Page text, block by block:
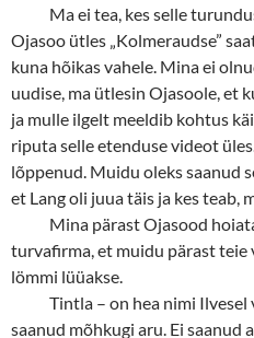
Ma ei tea, kes selle
Ojasoo ütles „Kolmeraudse”
kuna hõikas vahele. Mina ei
uudise, ma ütlesin Ojasoole, et
ja mulle ilgelt meeldib kohtus
riputa selle etenduse videot
lõppenud. Muidu oleks saanud
et Lang oli juua täis ja kes teab,
Mina pärast Ojasood
turvafirma, et muidu pärast teie
lömmi lüüakse.
Tintla – on hea nimi Ilvesel
saanud mõhkugi aru. Ei saanud